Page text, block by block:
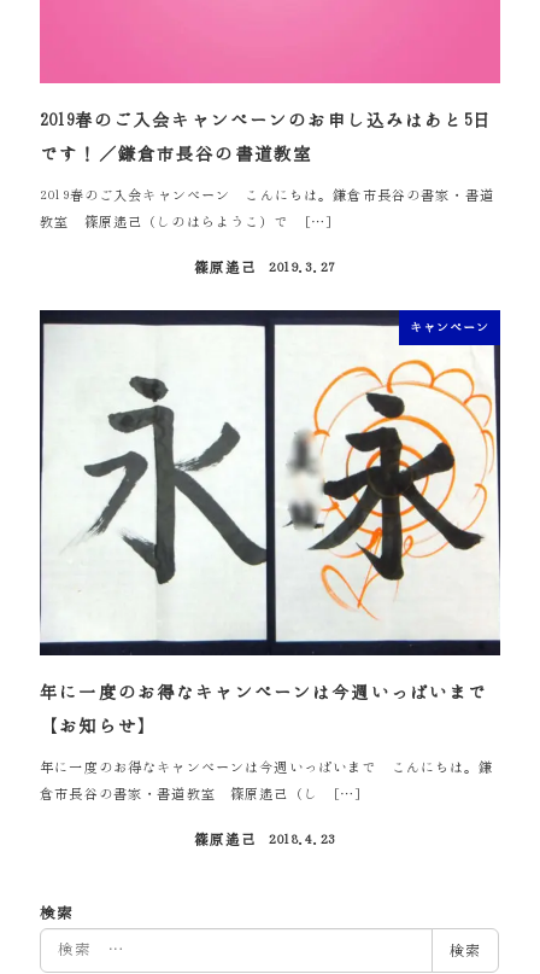
2019春のご入会キャンペーンのお申し込みはあと5日
です！／鎌倉市長谷の書道教室
2019春のご入会キャンペーン こんにちは。鎌倉市長谷の書家・書道
教室 篠原遙己（しのはらようこ）で […]
篠原遙己
2019.3.27
キャンペーン
年に一度のお得なキャンペーンは今週いっぱいまで
【お知らせ】
年に一度のお得なキャンペーンは今週いっぱいまで こんにちは。鎌
倉市長谷の書家・書道教室 篠原遙己（し […]
篠原遙己
2018.4.23
検索
索
検索